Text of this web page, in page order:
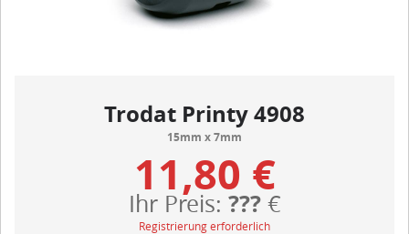
Trodat Printy 4908
15mm x 7mm
11,80 €
Ihr Preis: ???€
Registrierung erforderlich